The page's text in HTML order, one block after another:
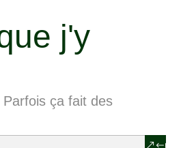
j'y
ça fait des